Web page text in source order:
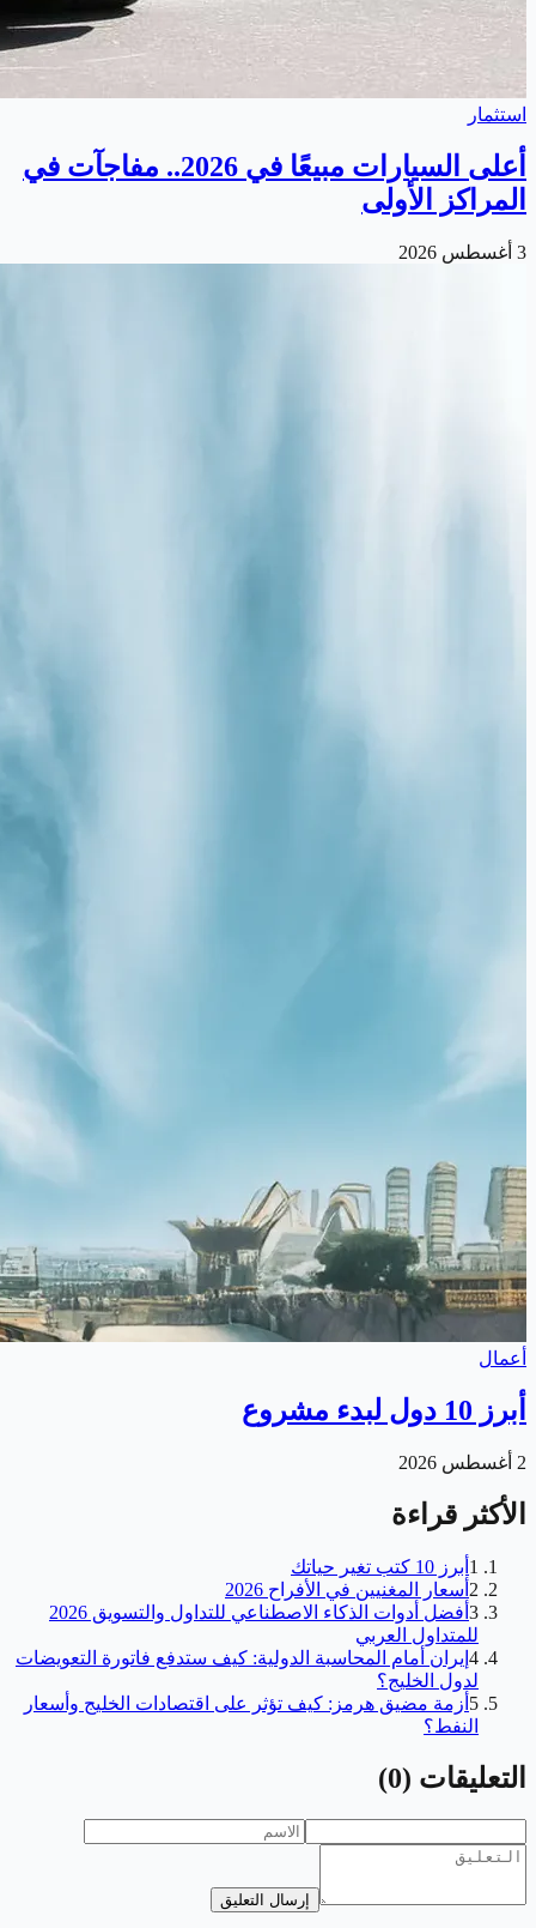
استثمار
أعلى السيارات مبيعًا في 2026.. مفاجآت في
المراكز الأولى
3 أغسطس 2026
أعمال
أبرز 10 دول لبدء مشروع
2 أغسطس 2026
الأكثر قراءة
1 أبرز 10 كتب تغير حياتك
2 أسعار المغنيين في الأفراح 2026
3
أفضل أدوات الذكاء الاصطناعي للتداول والتسويق 2026
للمتداول العربي
4 إيران أمام المحاسبة الدولية: كيف ستدفع فاتورة التعويضات
لدول الخليج؟
5 أزمة مضيق هرمز: كيف تؤثر على اقتصادات الخليج وأسعار
النفط؟
التعليقات (
0
)
إرسال التعليق